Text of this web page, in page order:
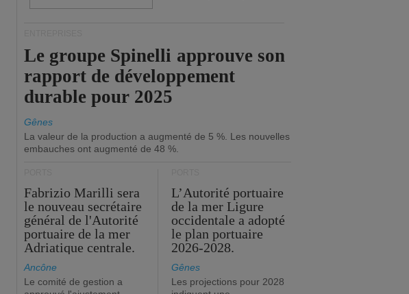
Le groupe Spinelli approuve son
rapport de développement
durable pour 2025
Gênes
La valeur de la production a augmenté de 5 %. Les nouvelles
embauches ont augmenté de 48 %.
Fabrizio Marilli sera
le nouveau secrétaire
général de l'Autorité
portuaire de la mer
Adriatique centrale.
Ancône
Le comité de gestion a
L’Autorité portuaire
de la mer Ligure
occidentale a adopté
le plan portuaire
2026-2028.
Gênes
Les projections pour 2028